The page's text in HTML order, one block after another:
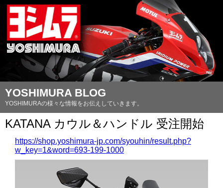
YOSHIMURA BLOG
YOSHIMURAの様々な情報をお伝えしていきます。
KATANA カウル＆ハンドル 受注開始
https://shop.yoshimura-jp.com/syouhin/result.php?
w_key=1&word=693-199-1000